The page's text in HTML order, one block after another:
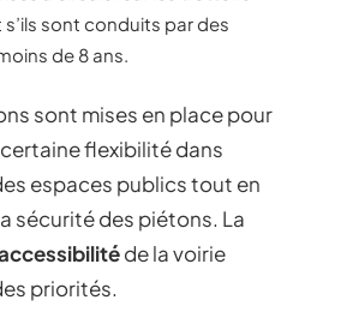
sont conduits par des
de 8 ans.
sont mises en place pour
flexibilité dans
espaces publics tout en
sécurité des piétons. La
de la voirie
priorités.